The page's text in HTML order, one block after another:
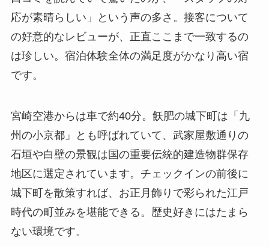
応が素晴らしい」という声の多さ。接客について
の好意的なレビューが、正直ここまで一致するの
は珍しい。宿泊体験全体の満足度がかなり高い宿
です。
宮崎空港からは車で約40分。飫肥の城下町は「九
州の小京都」とも呼ばれていて、武家屋敷通りの
石垣や白壁の景観は国の重要伝統的建造物群保存
地区に選定されています。チェックインの前後に
城下町を散策すれば、お正月飾りで彩られた江戸
時代の町並みを堪能できる。歴史好きにはたまら
ない環境です。